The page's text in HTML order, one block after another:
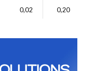
0,02 0,20